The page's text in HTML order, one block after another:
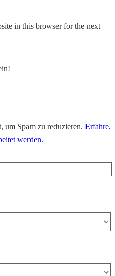
in this browser for the next
um Spam zu reduzieren. Erfahre,
werden.